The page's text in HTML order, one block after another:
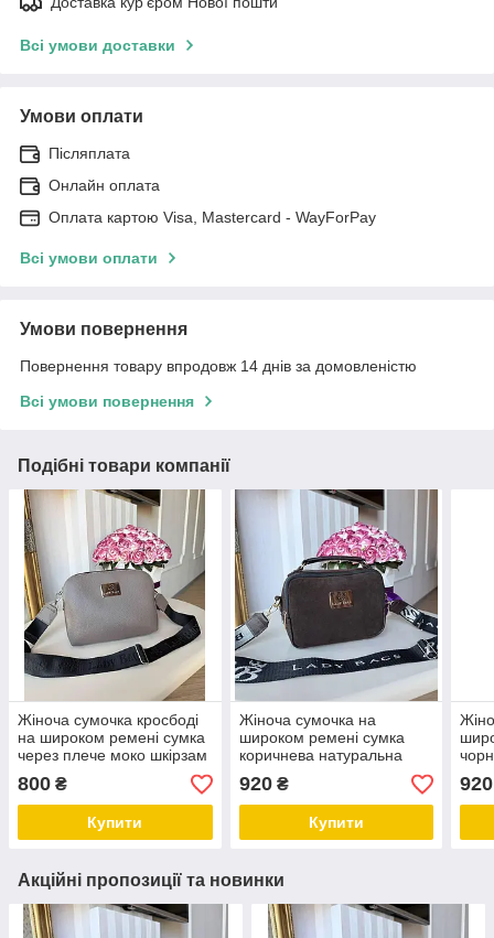
Всі умови доставки
Умови оплати
Післяплата
Онлайн оплата
Оплата картою Visa, Mastercard - WayForPay
Всі умови оплати
Умови повернення
Повернення товару впродовж 14 днів за домовленістю
Всі умови повернення
Подібні товари компанії
Жіноча сумочка кросбоді
на широком ремені сумка
через плече моко шкірзам
800 ₴
Купити
Жіноча сумочка на
широком ремені сумка
коричнева натуральна
замша+шкірзам
920₴
Купити
920
Акційні пропозиції та новинки